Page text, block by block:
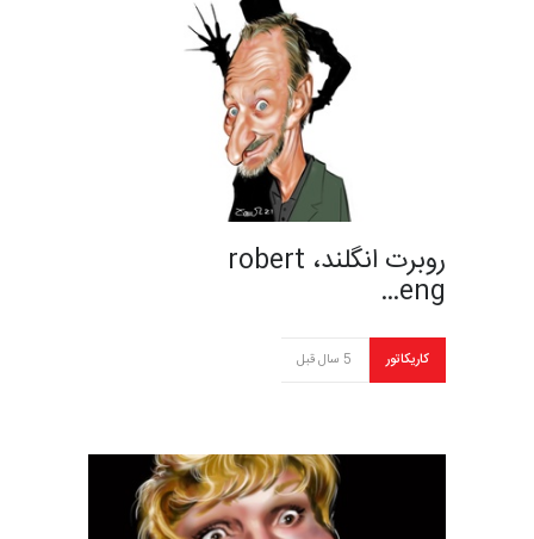
روبرت انگلند، robert
eng…
کاریکاتور 5 سال قبل